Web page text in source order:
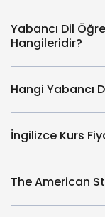
Yabancı Dil
Hangileridir?
Hangi Yabancı
İngilizce Kurs
The American